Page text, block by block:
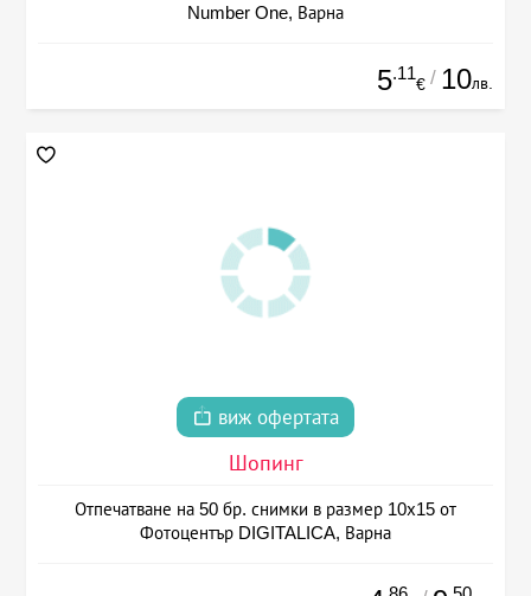
Number One, Варна
5.11
€ / 10лв.
виж офертата
Шопинг
Отпечатване на 50 бр. снимки в размер 10х15 от
Фотоцентър DIGITALICA, Варна